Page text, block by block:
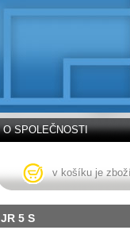
O SPOLEČNOSTI
v košíku je
JR 5 S